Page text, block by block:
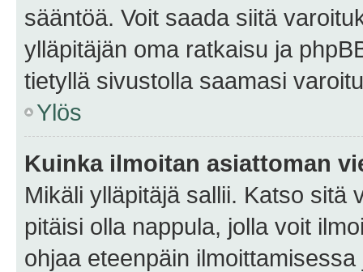
sääntöä. Voit saada siitä
ylläpitäjän oma ratkaisu ja
tietyllä sivustolla saamasi
Ylös
Kuinka ilmoitan asiattoman
Mikäli ylläpitäjä sallii. Katso sitä
pitäisi olla nappula, jolla voit
ohjaa eteenpäin